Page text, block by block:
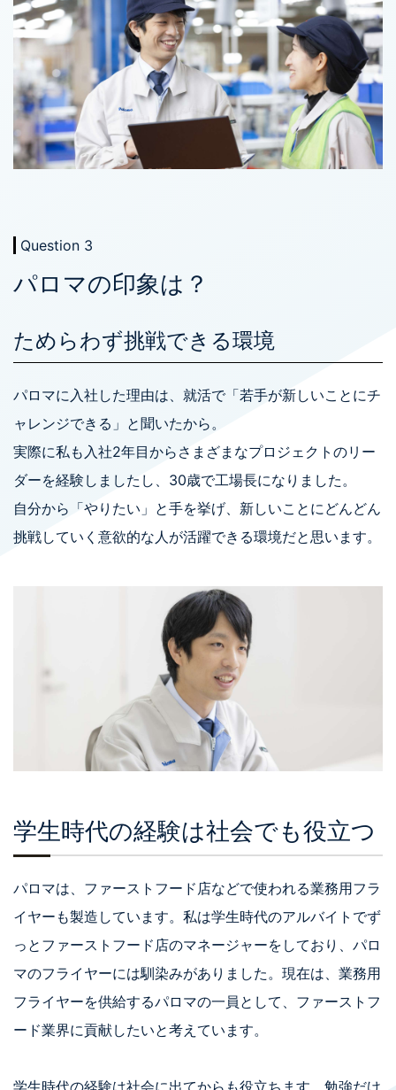
Question 3
パロマの印象は？
ためらわず挑戦できる環境
パロマに入社した理由は、就活で「若手が新しいことにチ
ャレンジできる」と聞いたから。
実際に私も入社2年目からさまざまなプロジェクトのリー
ダーを経験しましたし、30歳で工場長になりました。
自分から「やりたい」と手を挙げ、新しいことにどんどん
挑戦していく意欲的な人が活躍できる環境だと思います。
学生時代の経験は社会でも役立つ
パロマは、ファーストフード店などで使われる業務用フラ
イヤーも製造しています。私は学生時代のアルバイトでず
っとファーストフード店のマネージャーをしており、パロ
マのフライヤーには馴染みがありました。現在は、業務用
フライヤーを供給するパロマの一員として、ファーストフ
ード業界に貢献したいと考えています。